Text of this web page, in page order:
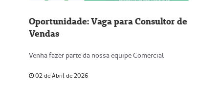
Oportunidade: Vaga para Consultor de
Vendas
Venha fazer parte da nossa equipe Comercial
02 de Abril de 2026